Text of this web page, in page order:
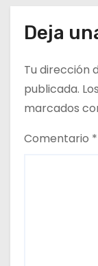
r
a
d
Deja
Tu dirección
publicada.
marcados
Comentario *